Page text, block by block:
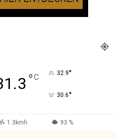
°C 32.9°
30.6°
1.3kmh 93 %